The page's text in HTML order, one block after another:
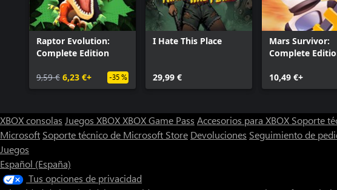
Raptor Evolution:
Complete Edition
9,59 € 6,23 €+ -35 %
I Hate This Place
29,99 €
Mars Survivor:
Complete
10,49 €+
XBOX consolas Juegos XBOXXBOX Game Pass Accesorios para XBOX Soporte
Microsoft Soporte técnico de Microsoft Store Devoluciones Seguimiento de
Juegos
Español (España)
Tus opciones de privacidad